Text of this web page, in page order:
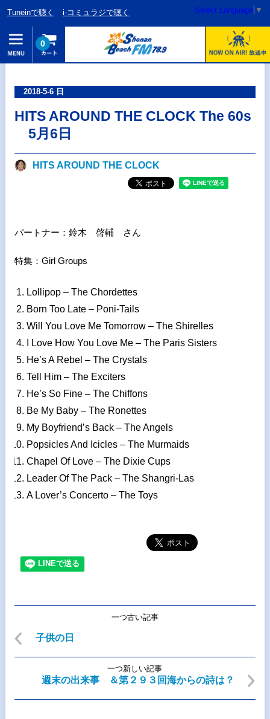
Tuneinで聴く i-コミュラジで聴く Select Language ▼
0
2018-5-6 日
HITS AROUND THE CLOCK The 60s
5月6日
HITS AROUND THE CLOCK
パートナー：鈴木 啓輔 さん
特集：Girl Groups
Lollipop – The Chordettes
Born Too Late – Poni-Tails
Will You Love Me Tomorrow – The Shirelles
I Love How You Love Me – The Paris Sisters
He’s A Rebel – The Crystals
Tell Him – The Exciters
He’s So Fine – The Chiffons
Be My Baby – The Ronettes
My Boyfriend’s Back – The Angels
Popsicles And Icicles – The Murmaids
Chapel Of Love – The Dixie Cups
Leader Of The Pack – The Shangri-Las
A Lover’s Concerto – The Toys
一つ古い記事
子供の日
一つ新しい記事
週末の出来事 ＆第２９３回海からの詩は？